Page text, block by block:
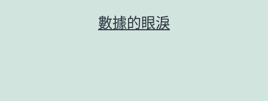
數據的眼淚